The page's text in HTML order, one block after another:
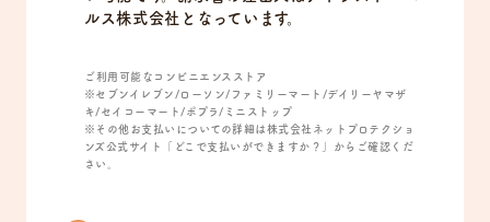
ルス株式会社となっています。
ご利用可能なコンビニエンスストア
※セブンイレブン/ローソン/ファミリーマート/デイリーヤマザ
キ/セイコーマート/ポプラ/ミニストップ
※その他お支払いについての詳細は株式会社ネットプロテクショ
ンズ公式サイト「どこで支払いができますか？」からご確認くだ
さい。